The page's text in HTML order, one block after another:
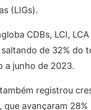
(LIGs).
CDBs, LCI,
saltando de 32%
a junho de 2023.
registrou
que avançaram